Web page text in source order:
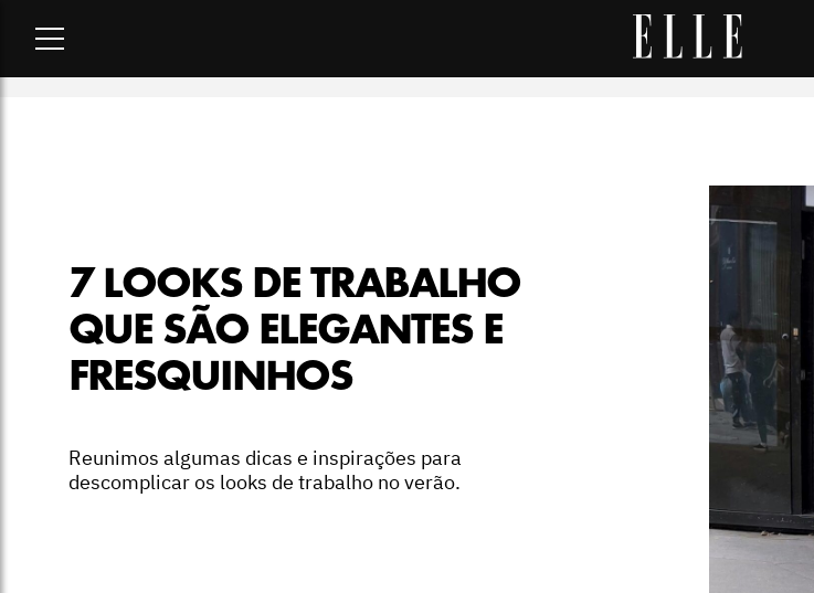
7 LOOKS DE TRABALHO
QUE SÃO ELEGANTES E
FRESQUINHOS
Reunimos algumas dicas e inspirações para
descomplicar os looks de trabalho no verão.